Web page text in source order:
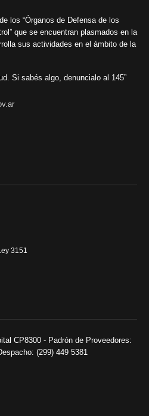
los “Órganos de Defensa de los
que se encuentran plasmados en la
sus actividades en el ámbito de la
Si sabés algo, denuncialo al 145”
3151
CP8300 - Padrón de Proveedores:
(299) 449 5381